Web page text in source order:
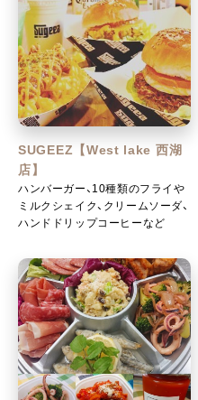
SUGEEZ【West lake 西湖
店】
ハンバーガー、10種類のフライや
ミルクシェイク、クリームソーダ、
ハンドドリップコーヒーなど